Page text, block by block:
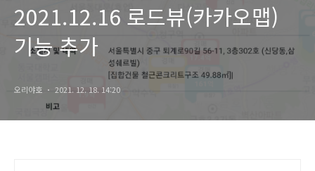
2021.12.16 로드뷰(카카오맵)
기능 추가
오리야호 2021. 12. 18. 14:20